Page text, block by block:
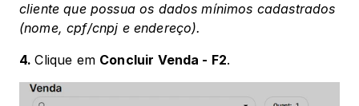
cliente que possua os dados mínimos cadastrados
(nome, cpf/cnpj e endereço).
4. Clique em Concluir Venda - F2.